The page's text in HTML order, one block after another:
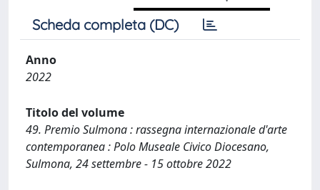
Scheda completa (DC)
Anno
2022
Titolo del volume
49. Premio Sulmona : rassegna internazionale d'arte
contemporanea : Polo Museale Civico Diocesano,
Sulmona, 24 settembre - 15 ottobre 2022